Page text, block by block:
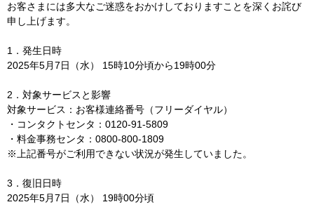
お客さまには多大なご迷惑をおかけしておりますことを深くお詫び
申し上げます。
1．発生日時
2025年5月7日（水） 15時10分頃から19時00分
2．対象サービスと影響
対象サービス：お客様連絡番号（フリーダイヤル）
・コンタクトセンタ：0120-91-5809
・料金事務センタ：0800-800-1809
※上記番号がご利用できない状況が発生していました。
3．復旧日時
2025年5月7日（水） 19時00分頃